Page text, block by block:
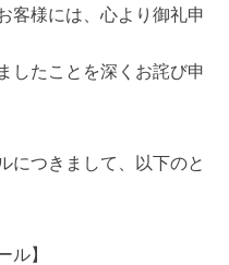
客様には、心より御礼申
したことを深くお詫び申
につきまして、以下のと
】